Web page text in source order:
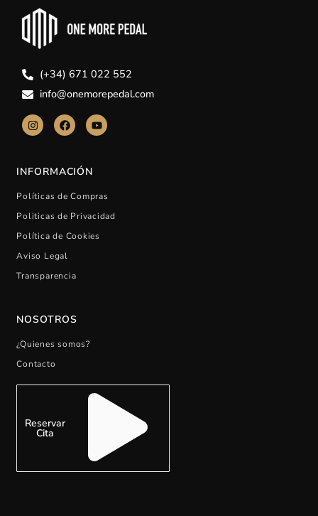
(+34) 671 022 552
info@onemorepedal.com
INFORMACIÓN
Políticas de Compras
Politicas de Privacidad
Política de Cookies
Aviso Legal
Transparencia
NOSOTROS
¿Quienes somos?
Contacto
Reservar
Cita